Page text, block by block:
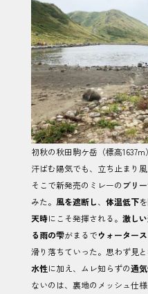
初秋の秋田駒ケ岳（標高1637m
汗ばむ陽気でも、立ち止まり
そこで新発売のミレーのブリ
みた。 風を遮断し、 体温低下
天時にこそ発揮される。 激し
る雨の雫がまるでウォーター
滑り落ちていった。思わず見
水性に加え、ムレ知らずの通
ないのは、裏地のメッシュ仕